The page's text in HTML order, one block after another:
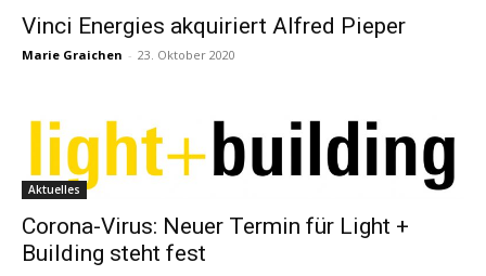
Vinci Energies akquiriert Alfred Pieper
Marie Graichen - 23. Oktober 2020
Aktuelles
Corona-Virus: Neuer Termin für Light +
Building steht fest